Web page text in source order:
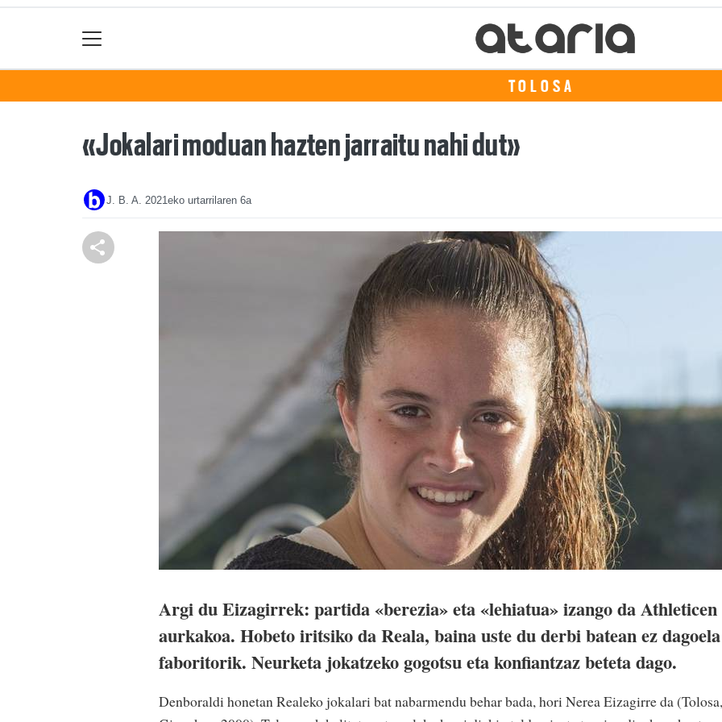
TOLOSA
«Jokalari moduan hazten jarraitu nahi dut»
J. B. A. 2021eko urtarrilaren 6a
Argi du Eizagirrek: partida «berezia» eta «lehiatua» izango da Athleticen
aurkakoa. Hobeto iritsiko da Reala, baina uste du derbi batean ez dagoela
faboritorik. Neurketa jokatzeko gogotsu eta konfiantzaz beteta dago.
Denboraldi honetan Realeko jokalari bat nabarmendu behar bada, hori Nerea Eizagirre da (Tolosa,